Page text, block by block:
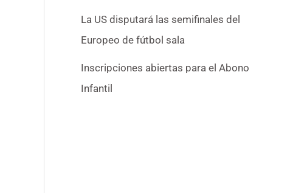
La US disputará las semifinales del
Europeo de fútbol sala
Inscripciones abiertas para el Abono
Infantil